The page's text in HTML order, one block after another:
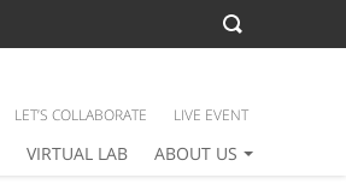
VIRTUAL LAB ABOUT US
LET’S COLLABORATE LIVE EVENT